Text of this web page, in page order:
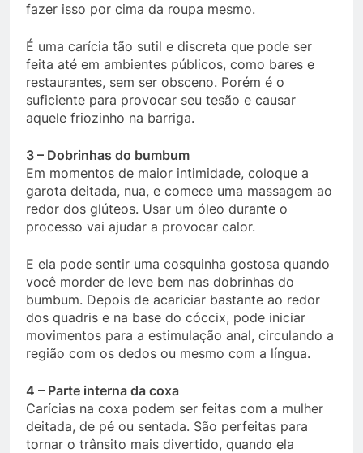
fazer isso por cima da roupa mesmo.
É uma carícia tão sutil e discreta que pode ser
feita até em ambientes públicos, como bares e
restaurantes, sem ser obsceno. Porém é o
suficiente para provocar seu tesão e causar
aquele friozinho na barriga.
3 – Dobrinhas do bumbum
Em momentos de maior intimidade, coloque a
garota deitada, nua, e comece uma massagem ao
redor dos glúteos. Usar um óleo durante o
processo vai ajudar a provocar calor.
E ela pode sentir uma cosquinha gostosa quando
você morder de leve bem nas dobrinhas do
bumbum. Depois de acariciar bastante ao redor
dos quadris e na base do cóccix, pode iniciar
movimentos para a estimulação anal, circulando a
região com os dedos ou mesmo com a língua.
4 – Parte interna da coxa
Carícias na coxa podem ser feitas com a mulher
deitada, de pé ou sentada. São perfeitas para
tornar o trânsito mais divertido, quando ela